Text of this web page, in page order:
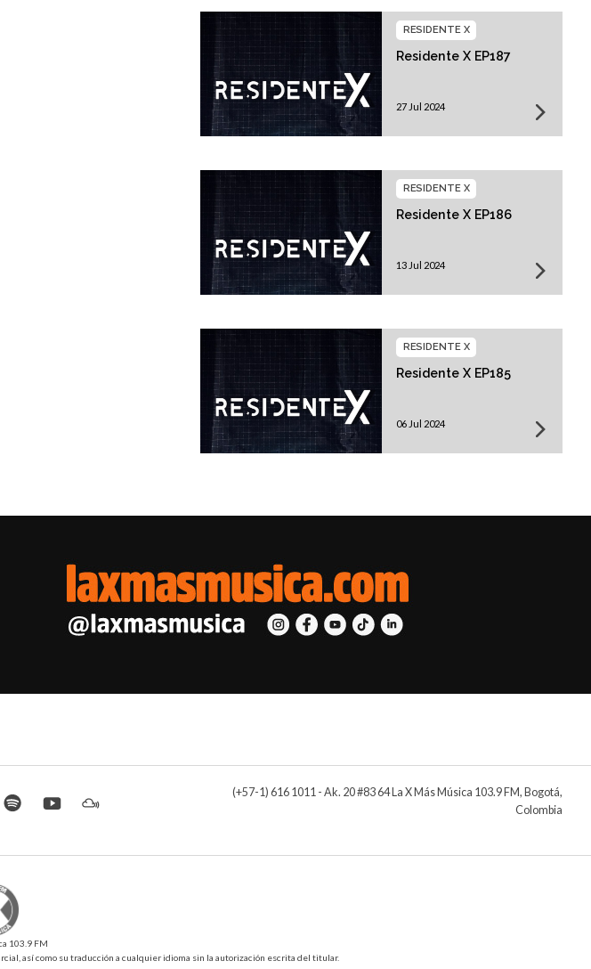
Residente X EP187
RESIDENTE X
27 Jul 2024
Residente X EP186
RESIDENTE X
13 Jul 2024
Residente X EP185
RESIDENTE X
06 Jul 2024
(+57-1) 616 1011 - Ak. 20 #83 64 La X Más Música 103.9 FM, Bogotá,
Colombia
103.9 FM
así como su traducción a cualquier idioma sin la autorización escrita del titular.